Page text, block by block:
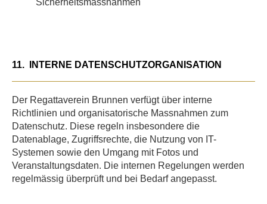
Sicherheitsmassnahmen
11. INTERNE DATENSCHUTZORGANISATION
Der Regattaverein Brunnen verfügt über interne
Richtlinien und organisatorische Massnahmen zum
Datenschutz. Diese regeln insbesondere die
Datenablage, Zugriffsrechte, die Nutzung von IT-
Systemen sowie den Umgang mit Fotos und
Veranstaltungsdaten. Die internen Regelungen werden
regelmässig überprüft und bei Bedarf angepasst.